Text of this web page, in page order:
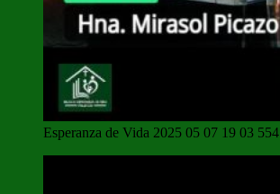
Esperanza de Vida 2025 05 07 19 03 554